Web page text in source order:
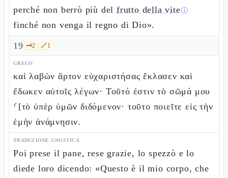
perché non berrò più delfrutto della viteⓘ
finché non venga il regno di Dio».
19 🗝️2 🔗1
GRECO
καὶ λαβὼν ἄρτον εὐχαριστήσας ἔκλασεν καὶ
ἔδωκεν αὐτοῖς λέγων· Τοῦτό ἐστιν τὸ σῶμά μου
⸂[τὸ ὑπὲρ ὑμῶν διδόμενον· τοῦτο ποιεῖτε εἰς τὴν
ἐμὴν ἀνάμνησιν.
TRADUZIONE GNOSTICA
Poi prese il pane, rese grazie, lo spezzò e lo
diede loro dicendo: «Questo è il mio corpo, che